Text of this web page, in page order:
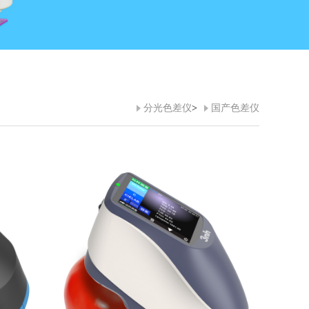
分光色差仪> 国产色差仪